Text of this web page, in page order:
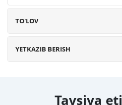
TO'LOV
YETKAZIB BERISH
Tavsiya